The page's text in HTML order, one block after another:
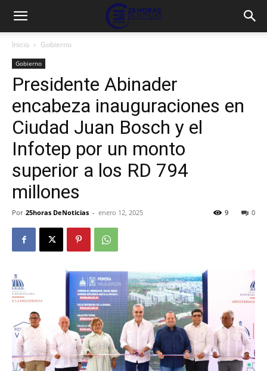
Inicio Gobierno
Gobierno
Presidente Abinader
encabeza inauguraciones en
Ciudad Juan Bosch y el
Infotep por un monto
superior a los RD 794
millones
Por 25horas DeNoticias - enero 12, 2025 0
9